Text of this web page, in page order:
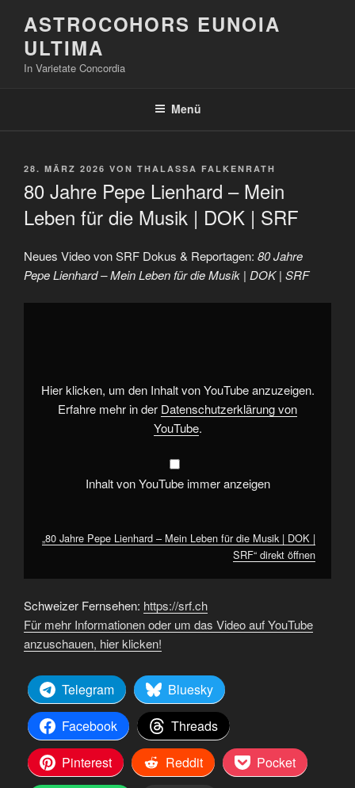
Inhalt
springen
ASTROCOHORS EUNOIA
ULTIMA
In Varietate Concordia
Menü
VERÖFFENTLICHT
28. MÄRZ 2026 VON THALASSA FALKENRATH
80 Jahre Pepe Lienhard – Mein
Leben für die Musik | DOK | SRF
Neues Video von SRF Dokus & Reportagen: 80 Jahre
Pepe Lienhard – Mein Leben für die Musik | DOK | SRF
„80
Hier klicken, um den Inhalt von YouTube anzuzeigen.
Erfahre mehr in der Datenschutzerklärung von
YouTube.
Inhalt von YouTube immer anzeigen
„80 Jahre Pepe Lienhard – Mein Leben für die Musik | DOK |
SRF“ direkt öffnen
Schweizer Fernsehen: https://srf.ch
Für mehr Informationen oder um das Video auf YouTube
anzuschauen, hier klicken!
Telegram
Bluesky
Facebook
Threads
Pinterest
Reddit
Pocket